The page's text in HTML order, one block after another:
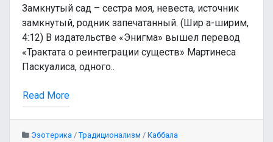
Замкнутый сад – сестра моя, невеста, источник
замкнутый, родник запечатанный. (Шир а-ширим,
4:12) В издательстве «Энигма» вышел перевод
«Трактата о реинтеграции существ» Мартинеса
Паскуалиса, одного..
Read More
Эзотерика / Традиционализм / Каббала